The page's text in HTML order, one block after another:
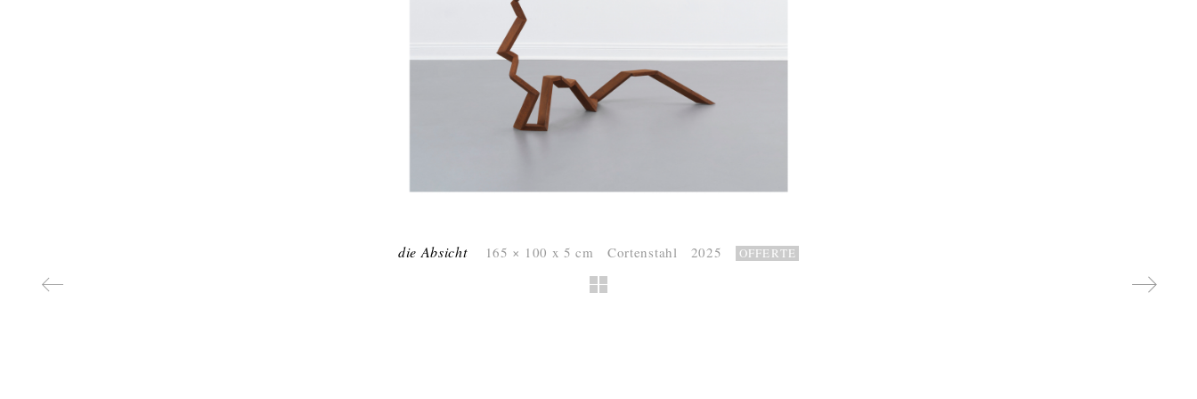
die Absicht 165 × 100 x 5 cm Cortenstahl 2025 OFFERTE